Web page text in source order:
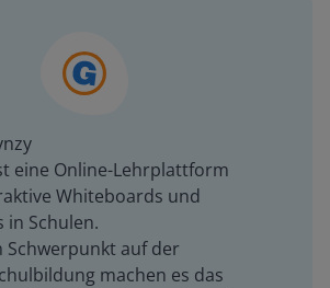
eine Online-Lehrplattform
Whiteboards und
in Schulen.
Schwerpunkt auf der
machen es das